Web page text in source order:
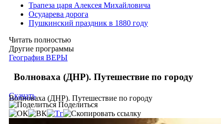
Трапеза царя Алексея Михайловича
Осударева дорога
Пушкинский праздник в 1880 году
Читать полностью
Другие программы
География ВЕРЫ
Волноваха (ДНР). Путешествие по городу
Волноваха (ДНР). Путешествие по городу
Скачать
Поделиться